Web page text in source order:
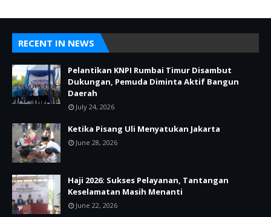
RECENT IN NEWS
Pelantikan KNPI Rumbai Timur Disambut
Dukungan, Pemuda Diminta Aktif Bangun
Daerah
July 24, 2026
Ketika Pisang Uli Menyatukan Jakarta
June 28, 2026
Haji 2026: Sukses Pelayanan, Tantangan
Keselamatan Masih Menanti
June 22, 2026